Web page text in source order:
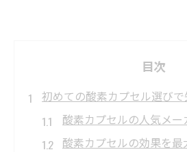
目次
初めての酸素カプセル選び
酸素カプセルの人気メー
酸素カプセルの効果を